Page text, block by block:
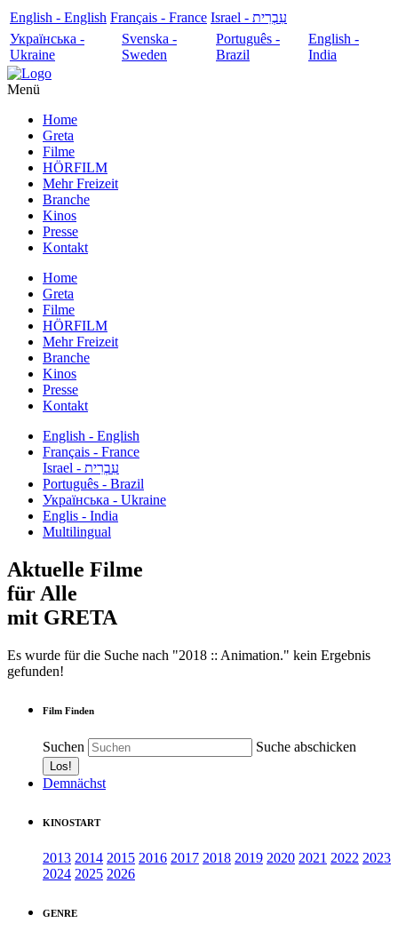
English - English Français - France
עִבְרִית - Israel
Українська -
Ukraine
Svenska -
Sweden
Português -
Brazil
English -
India
Menü
Home
Greta
Filme
HÖRFILM
Mehr Freizeit
Branche
Kinos
Presse
Kontakt
Home
Greta
Filme
HÖRFILM
Mehr Freizeit
Branche
Kinos
Presse
Kontakt
English - English
Français - France
עִבְרִית - Israel
Português - Brazil
Українська - Ukraine
Englis - India
Multilingual
Aktuelle Filme
für Alle
mit GRETA
Es wurde für die Suche nach "2018 :: Animation." kein Ergebnis
gefunden!
Film Finden
Suchen Suche abschicken
Demnächst
KINOSTART
2013 2014 2015 2016 2017 2018 2019 2020 2021 2022 2023
2024 2025 2026
GENRE